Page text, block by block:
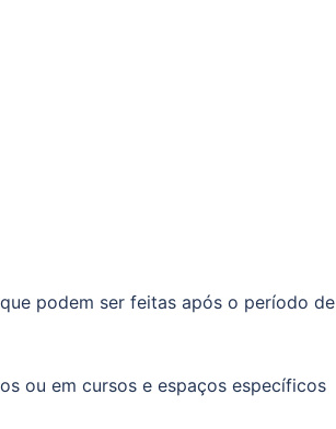
podem ser feitas após o período de
ou em cursos e espaços específicos